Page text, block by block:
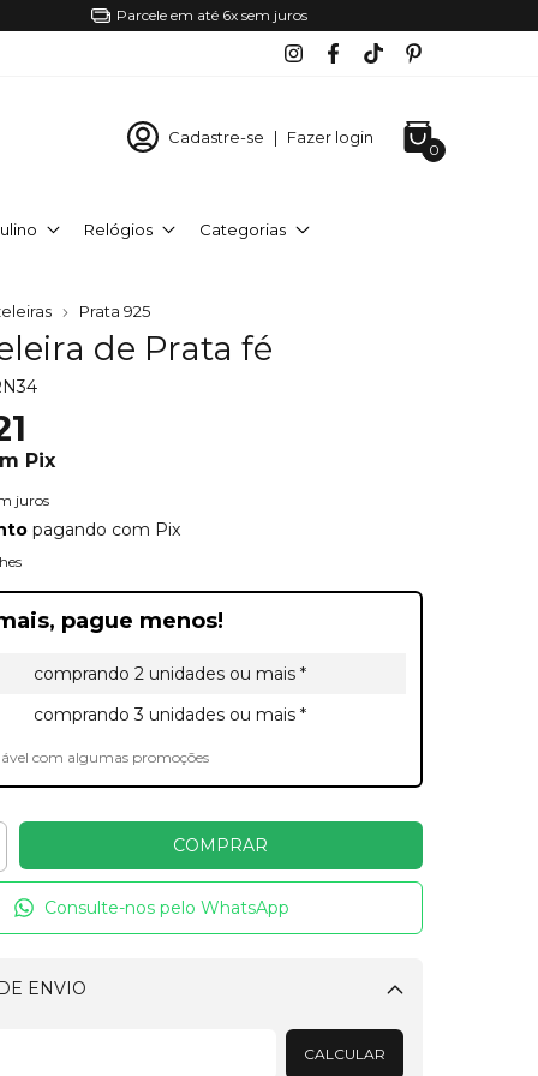
Parcele em até 6x sem juros
Cadastre-se | Fazer login
0
Relógios Categorias
Prata 925
de Prata fé
Pix
juros
pagando com Pix
pague menos!
comprando 2 unidades ou mais *
comprando 3 unidades ou mais *
com algumas promoções
Consulte-nos pelo WhatsApp
ENVIO
Alterar CEP
CALCULAR